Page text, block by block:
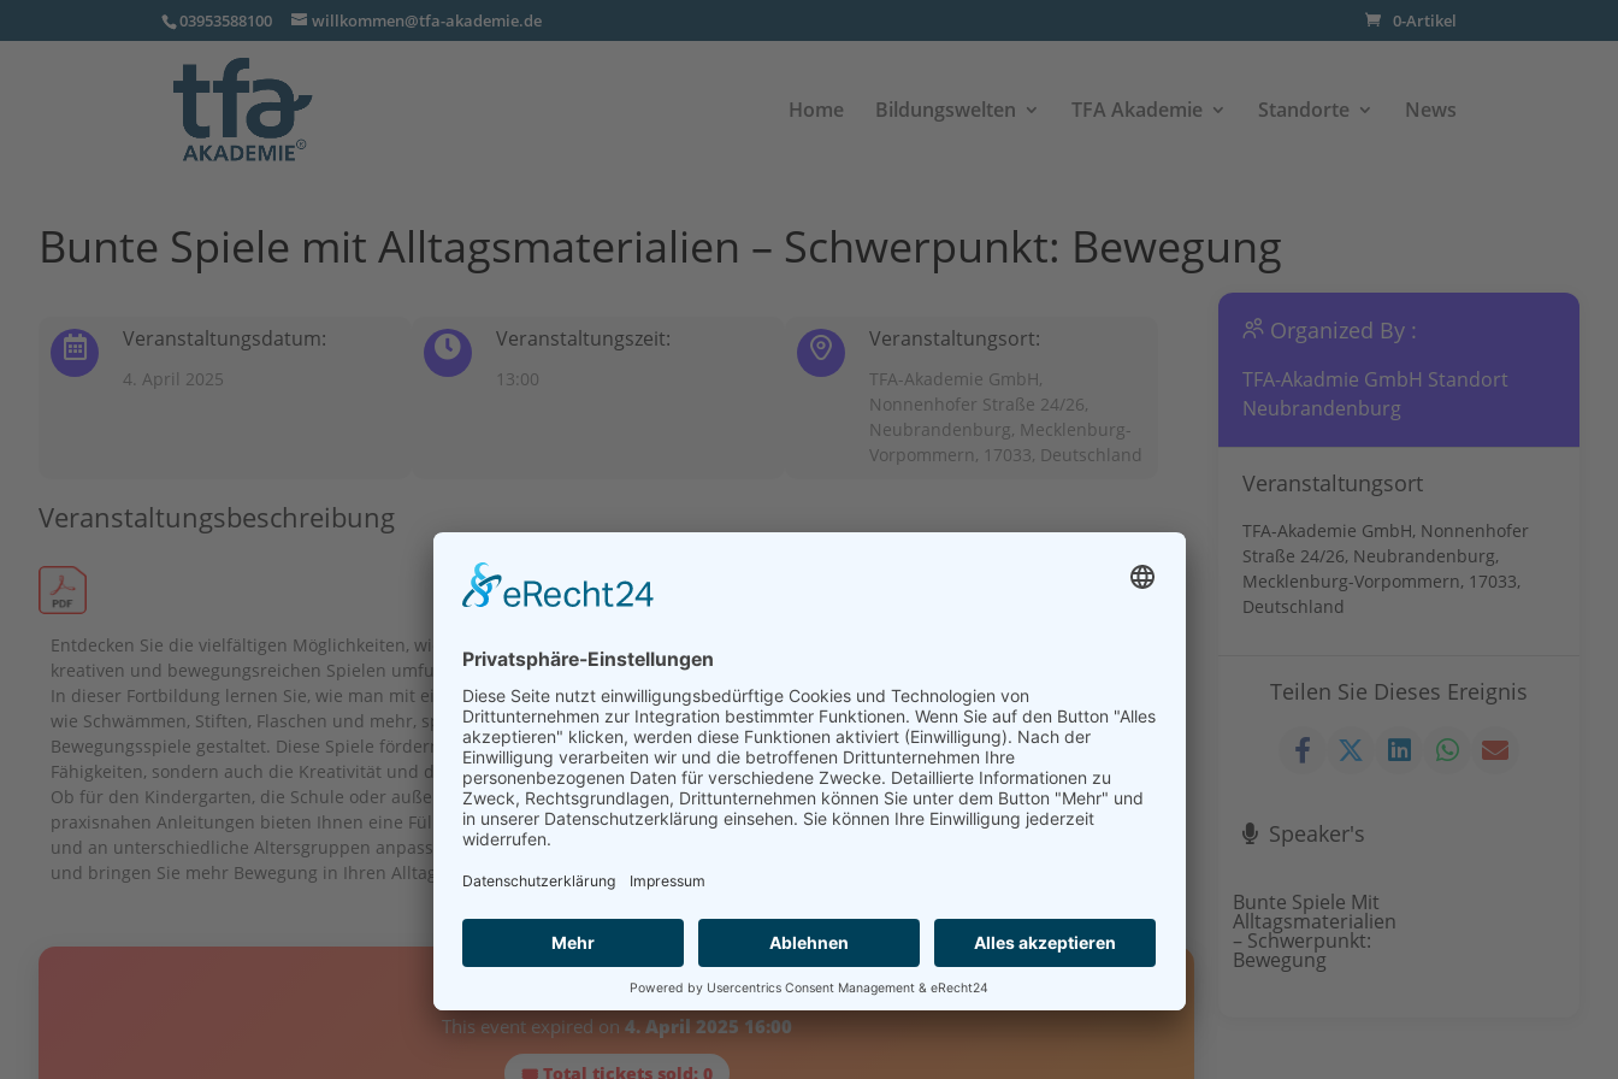
03953588100 willkommen@tfa-akademie.de 0-Artikel
Home Bildungswelten TFA Akademie Standorte News
Bunte Spiele mit Alltagsmaterialien – Schwerpunkt: Bewegung
Veranstaltungsdatum:
4. April 2025
Veranstaltungszeit:
13:00
Veranstaltungsort:
TFA-Akademie GmbH,
Nonnenhofer Straße 24/26,
Neubrandenburg, Mecklenburg-
Vorpommern, 17033, Deutschland
Veranstaltungsbeschreibung
Entdecken Sie die vielfältigen Möglichkeiten, wie alltägliche Materialien zu
kreativen und bewegungsreichen Spielen umfunktioniert werden können!
In dieser Fortbildung lernen Sie, wie man mit einfachen Gegenständen
wie Schwämmen, Stiften, Flaschen und mehr, spannende und bunte
Bewegungsspiele gestaltet. Diese Spiele fördern nicht nur die motorischen
Fähigkeiten, sondern auch die Kreativität und den Teamgeist der Teilnehmer.
Ob für den Kindergarten, die Schule oder außerschulische Betreuung – unsere
praxisnahen Anleitungen bieten Ihnen eine Fülle von Ideen, die leicht umsetzbar
und an unterschiedliche Altersgruppen anpassbar sind. Lassen Sie sich inspirieren
und bringen Sie mehr Bewegung in Ihren Alltag!
❌ Ereignis abgelaufen
This event expired on 4. April 2025 16:00
🎟 Total tickets sold: 0
Organized By :
TFA-Akadmie GmbH Standort
Neubrandenburg
Veranstaltungsort
TFA-Akademie GmbH, Nonnenhofer
Straße 24/26, Neubrandenburg,
Mecklenburg-Vorpommern, 17033,
Deutschland
Teilen Sie Dieses Ereignis
Speaker's
Bunte Spiele Mit
Alltagsmaterialien
– Schwerpunkt:
Bewegung